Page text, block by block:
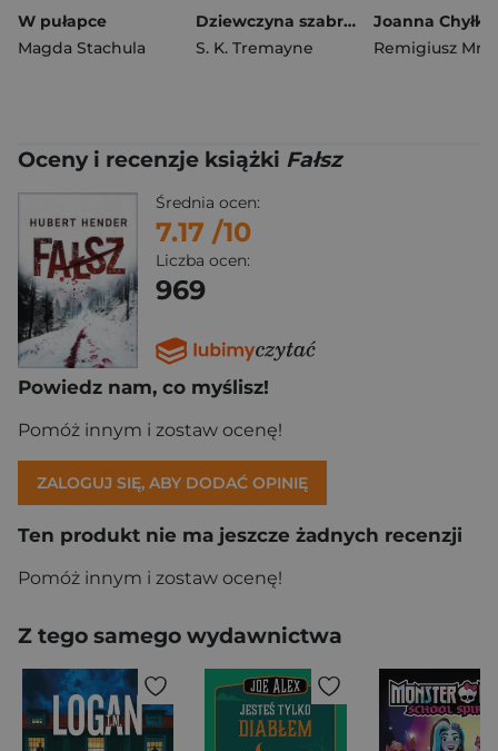
W pułapce
Magda Stachula
Dziewczyna szabrownika
S. K. Tremayne
Remigiusz
Oceny i recenzje książki Fałsz
Średnia ocen:
7.17 /10
Liczba ocen:
969
Powiedz nam, co myślisz!
Pomóż innym i zostaw ocenę!
ZALOGUJ SIĘ, ABY DODAĆ OPINIĘ
Ten produkt nie ma jeszcze żadnych recenzji
Pomóż innym i zostaw ocenę!
Z tego samego wydawnictwa